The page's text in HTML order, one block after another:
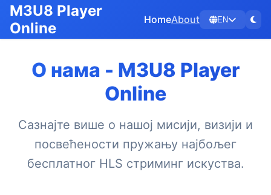
M3U8 Player
Online
HomeAbout EN
О нама - M3U8 Player
Online
Сазнајте више о нашој мисији, визији и
посвећености пружању најбољег
бесплатног HLS стриминг искуства.